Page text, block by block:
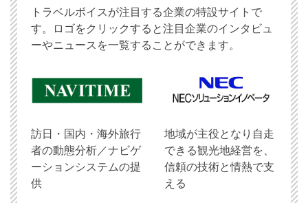
トラベルボイスが注目する企業の特設サイトで
す。ロゴをクリックすると注目企業のインタビュ
ーやニュースを一覧することができます。
訪日・国内・海外旅行
者の動態分析／ナビゲ
ーションシステムの提
供
地域が主役となり自走
できる観光地経営を、
信頼の技術と情熱で支
える